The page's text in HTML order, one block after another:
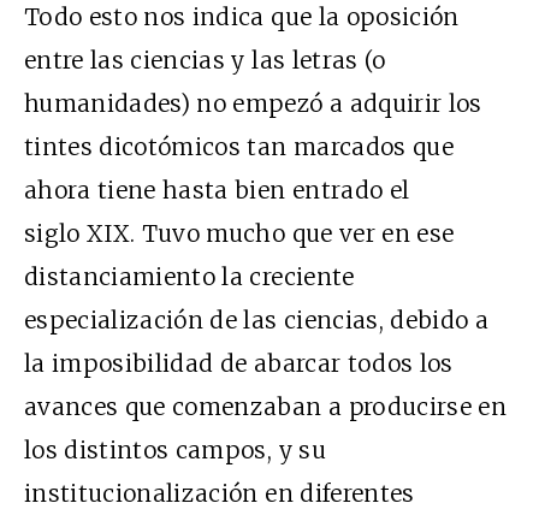
Todo esto nos indica que la oposición
entre las ciencias y las letras (o
humanidades) no empezó a adquirir los
tintes dicotómicos tan marcados que
ahora tiene hasta bien entrado el
siglo XIX. Tuvo mucho que ver en ese
distanciamiento la creciente
especialización de las ciencias, debido a
la imposibilidad de abarcar todos los
avances que comenzaban a producirse en
los distintos campos, y su
institucionalización en diferentes